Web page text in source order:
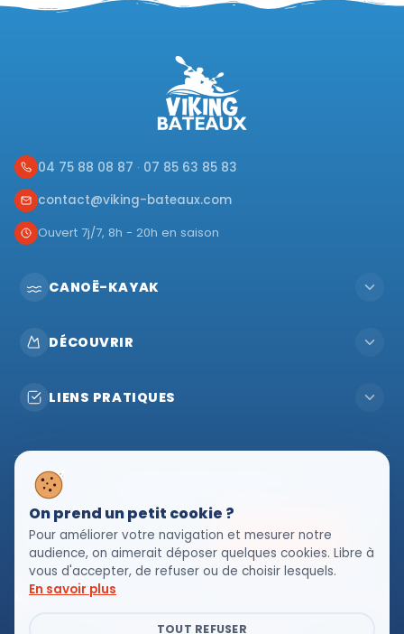
04 75 88 08 87 · 07 85 63 85 83
contact@viking-bateaux.com
Ouvert 7j/7, 8h - 20h en saison
CANOË-KAYAK
DÉCOUVRIR
LIENS PRATIQUES
416 Route des Gorges, 07150 Vallon-Pont-d'Arc
CALCULER L'ITINÉRAIRE NOUS CONTACTER
Retrouvez toute l'actualité Viking Bateaux sur les réseaux !
On prend un petit cookie ?
Pour améliorer votre navigation et mesurer notre
audience, on aimerait déposer quelques cookies. Libre à
vous d'accepter, de refuser ou de choisir lesquels.
En savoir plus
TOUT REFUSER